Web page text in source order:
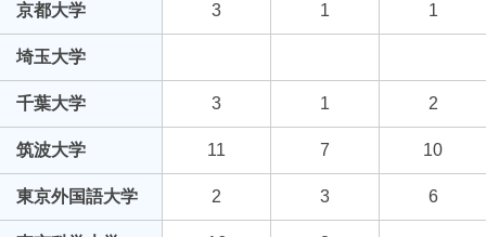
京都大学 3 1 1
埼玉大学
千葉大学 3 1 2
筑波大学 11 7 10
東京外国語大学 2 3 6